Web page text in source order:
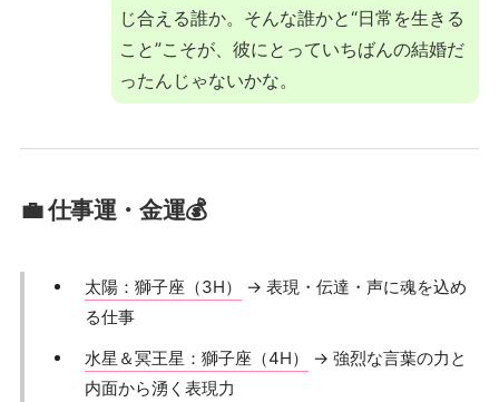
じ合える誰か。そんな誰かと“日常を生きる
こと”こそが、彼にとっていちばんの結婚だ
ったんじゃないかな。
💼 仕事運・金運💰
太陽：獅子座（3H）
→ 表現・伝達・声に魂を込め
る仕事
水星＆冥王星：獅子座（4H）
→ 強烈な言葉の力と
内面から湧く表現力